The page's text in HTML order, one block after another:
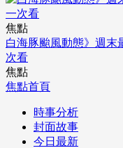
焦點
白海豚颱風動態》週末
次看
焦點
焦點首頁
時事分析
封面故事
今日最新